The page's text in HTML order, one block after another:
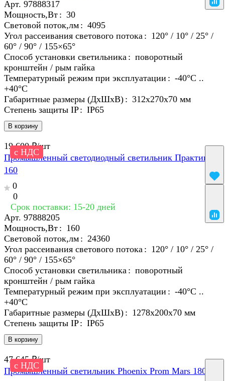
Арт. 97888317
В корзину
Мощность,Вт : 30
Световой поток,лм : 4095
Угол рассеивания светового потока : 120° / 10° / 25° /
60° / 90° / 155×65°
Способ установки светильника : поворотный
кронштейн / рым гайка
Температурный режим при эксплуатации : -40°С ..
+40°C
Габаритные размеры (ДхШхВ) : 312х270х70 мм
Степень защиты IP : IP65
с НДС
19 600 ₽/шт
Промышленный светодиодный светильник Практик
160
0
0
Срок поставки: 15-20 дней
Арт. 97888205
В корзину
Мощность,Вт : 160
Световой поток,лм : 24360
Угол рассеивания светового потока : 120° / 10° / 25° /
60° / 90° / 155×65°
Способ установки светильника : поворотный
кронштейн / рым гайка
Температурный режим при эксплуатации : -40°С ..
+40°C
Габаритные размеры (ДхШхВ) : 1278х200х70 мм
Степень защиты IP : IP65
с НДС
47 645 ₽/шт
Промышленный светильник Phoenix Prom Mars 180